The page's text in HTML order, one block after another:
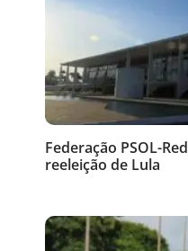
Federação PSOL-
reeleição de Lula